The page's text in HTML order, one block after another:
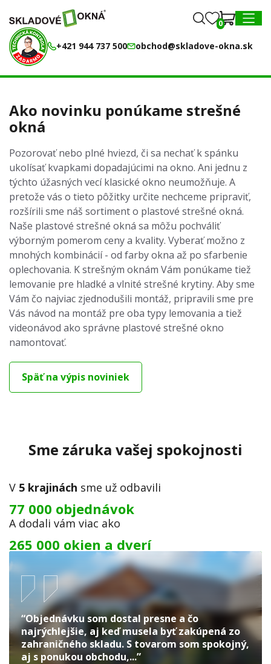
0
+421 944 737 500 obchod@skladove-okna.sk
0
Ako novinku ponúkame strešné
okná
Pozorovať nebo plné hviezd, či sa nechať k spánku
ukolísať kvapkami dopadajúcimi na okno. Ani jednu z
týchto úžasných vecí klasické okno neumožňuje. A
pretože vás o tieto pôžitky určite nechceme pripraviť,
rozšírili sme náš sortiment o plastové strešné okná.
Naše plastové strešné okná sa môžu pochváliť
výborným pomerom ceny a kvality. Vyberať možno z
mnohých kombinácií - od farby okna až po sfarbenie
oplechovania. K strešným oknám Vám ponúkame tiež
lemovanie pre hladké a vlnité strešné krytiny. Aby sme
Vám čo najviac zjednodušili montáž, pripravili sme pre
Vás návod na montáž pre oba typy lemovania a tiež
videonávod ako správne plastové strešné okno
namontovať.
Späť na výpis noviniek
Sme záruka vašej spokojnosti
V 5 krajinách sme už odbavili
77 000 objednávok
A dodali vám viac ako
265 000 okien a dverí
“Objednávku som dostal presne a čo
najrýchlejšie, aj keď musela byť zakúpená zo
zahraničného skladu. S tovarom som spokojný,
aj s ponukou obchodu,...”